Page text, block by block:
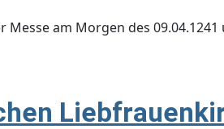
am Morgen des